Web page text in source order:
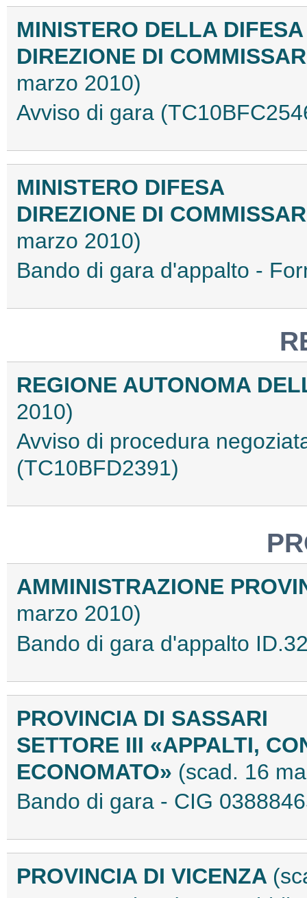
MINISTERO DELLA DIFESA
DIREZIONE DI
marzo 2010)
Avviso di gara
MINISTERO DIFESA
DIREZIONE DI
marzo 2010)
Bando di gara d'appalto -
REGIONE AUTONOMA
2010)
Avviso di procedura
(TC10BFD2391)
AMMINISTRAZIONE
marzo 2010)
Bando di gara d'appalto
PROVINCIA DI SASSARI
SETTORE III «APPALTI,
ECONOMATO» (scad. 16
Bando di gara - CIG
PROVINCIA DI VICENZA